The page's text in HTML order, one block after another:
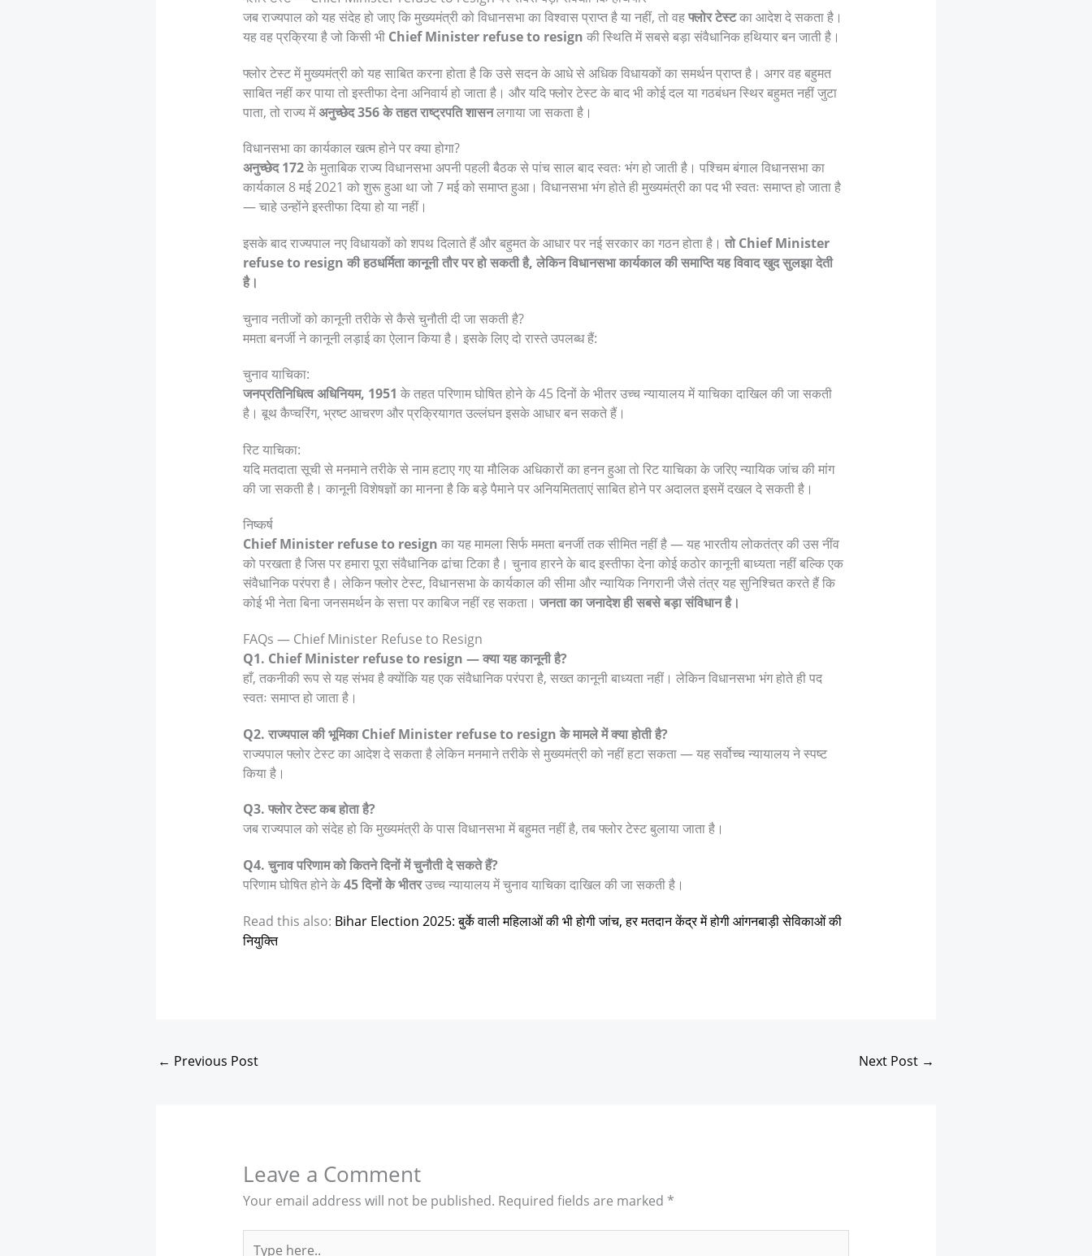
जब राज्यपाल को यह संदेह हो जाए कि मुख्यमंत्री को विधानसभा का विश्वास प्राप्त है या नहीं, तो वहफ्लोर टेस्टका आदेश दे सकता है।
यह वह प्रक्रिया है जो किसी भी Chief Minister refuse to resign की स्थिति में सबसे बड़ा संवैधानिक हथियार बन जाती है।
फ्लोर टेस्ट में मुख्यमंत्री को यह साबित करना होता है कि उसे सदन के आधे से अधिक विधायकों का समर्थन प्राप्त है। अगर वह बहुमत
साबित नहीं कर पाया तो इस्तीफा देना अनिवार्य हो जाता है। और यदि फ्लोर टेस्ट के बाद भी कोई दल या गठबंधन स्थिर बहुमत नहीं जुटा
पाता, तो राज्य मेंअनुच्छेद 356 के तहत राष्ट्रपति शासनलगाया जा सकता है।
विधानसभा का कार्यकाल खत्म होने पर क्या होगा?
अनुच्छेद 172के मुताबिक राज्य विधानसभा अपनी पहली बैठक से पांच साल बाद स्वतः भंग हो जाती है। पश्चिम बंगाल विधानसभा का
कार्यकाल 8 मई 2021 को शुरू हुआ था जो 7 मई को समाप्त हुआ। विधानसभा भंग होते ही मुख्यमंत्री का पद भी स्वतः समाप्त हो जाता है
— चाहे उन्होंने इस्तीफा दिया हो या नहीं।
इसके बाद राज्यपाल नए विधायकों को शपथ दिलाते हैं और बहुमत के आधार पर नई सरकार का गठन होता है। तो Chief Minister
refuse to resign की हठधर्मिता कानूनी तौर पर हो सकती है, लेकिन विधानसभा कार्यकाल की समाप्ति यह विवाद खुद सुलझा देती
है।
चुनाव नतीजों को कानूनी तरीके से कैसे चुनौती दी जा सकती है?
ममता बनर्जी ने कानूनी लड़ाई का ऐलान किया है। इसके लिए दो रास्ते उपलब्ध हैं:
चुनाव याचिका:
जनप्रतिनिधित्व अधिनियम, 1951 के तहत परिणाम घोषित होने के 45 दिनों के भीतर उच्च न्यायालय में याचिका दाखिल की जा सकती
है। बूथ कैप्चरिंग, भ्रष्ट आचरण और प्रक्रियागत उल्लंघन इसके आधार बन सकते हैं।
रिट याचिका:
यदि मतदाता सूची से मनमाने तरीके से नाम हटाए गए या मौलिक अधिकारों का हनन हुआ तो रिट याचिका के जरिए न्यायिक जांच की मांग
की जा सकती है। कानूनी विशेषज्ञों का मानना है कि बड़े पैमाने पर अनियमितताएं साबित होने पर अदालत इसमें दखल दे सकती है।
निष्कर्ष
Chief Minister refuse to resign का यह मामला सिर्फ ममता बनर्जी तक सीमित नहीं है — यह भारतीय लोकतंत्र की उस नींव
को परखता है जिस पर हमारा पूरा संवैधानिक ढांचा टिका है। चुनाव हारने के बाद इस्तीफा देना कोई कठोर कानूनी बाध्यता नहीं बल्कि एक
संवैधानिक परंपरा है। लेकिन फ्लोर टेस्ट, विधानसभा के कार्यकाल की सीमा और न्यायिक निगरानी जैसे तंत्र यह सुनिश्चित करते हैं कि
कोई भी नेता बिना जनसमर्थन के सत्ता पर काबिज नहीं रह सकता। जनता का जनादेश ही सबसे बड़ा संविधान है।
FAQs — Chief Minister Refuse to Resign
Q1. Chief Minister refuse to resign — क्या यह कानूनी है?
हाँ, तकनीकी रूप से यह संभव है क्योंकि यह एक संवैधानिक परंपरा है, सख्त कानूनी बाध्यता नहीं। लेकिन विधानसभा भंग होते ही पद
स्वतः समाप्त हो जाता है।
Q2. राज्यपाल की भूमिका Chief Minister refuse to resign के मामले में क्या होती है?
राज्यपाल फ्लोर टेस्ट का आदेश दे सकता है लेकिन मनमाने तरीके से मुख्यमंत्री को नहीं हटा सकता — यह सर्वोच्च न्यायालय ने स्पष्ट
किया है।
Q3. फ्लोर टेस्ट कब होता है?
जब राज्यपाल को संदेह हो कि मुख्यमंत्री के पास विधानसभा में बहुमत नहीं है, तब फ्लोर टेस्ट बुलाया जाता है।
Q4. चुनाव परिणाम को कितने दिनों में चुनौती दे सकते हैं?
परिणाम घोषित होने के45 दिनों के भीतरउच्च न्यायालय में चुनाव याचिका दाखिल की जा सकती है।
Read this also: Bihar Election 2025: बुर्के वाली महिलाओं की भी होगी जांच, हर मतदान केंद्र में होगी आंगनबाड़ी सेविकाओं की
नियुक्ति
← Previous Post Next Post →
Leave a Comment
Your email address will not be published. Required fields are marked *